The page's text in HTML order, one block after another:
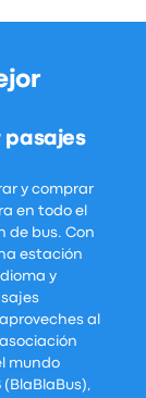
pasajes
y comprar
en todo el
de bus. Con
estación
y
al
mundo
(BlaBlaBus),